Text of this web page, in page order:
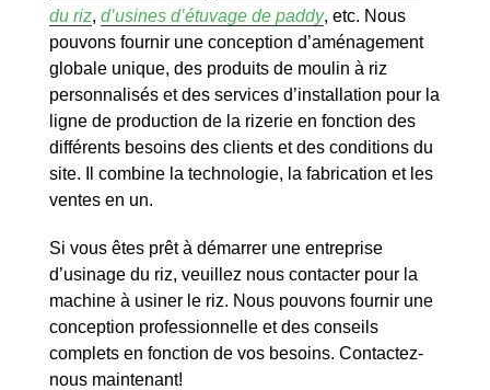
du riz, d’usines d’étuvage de paddy, etc. Nous
pouvons fournir une conception d’aménagement
globale unique, des produits de moulin à riz
personnalisés et des services d’installation pour la
ligne de production de la rizerie en fonction des
différents besoins des clients et des conditions du
site. Il combine la technologie, la fabrication et les
ventes en un.
Si vous êtes prêt à démarrer une entreprise
d’usinage du riz, veuillez nous contacter pour la
machine à usiner le riz. Nous pouvons fournir une
conception professionnelle et des conseils
complets en fonction de vos besoins. Contactez-
nous maintenant!